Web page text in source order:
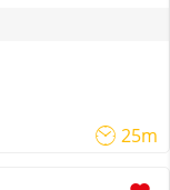
25m